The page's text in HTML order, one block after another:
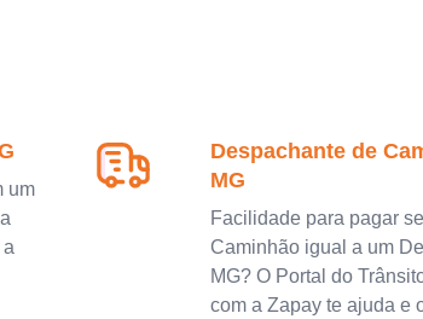
um
Despachante de
MG
Facilidade para pagar
Caminhão igual a um
MG? O Portal do
com a Zapay te ajuda e